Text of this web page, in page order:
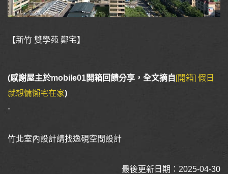
【新竹 雙學苑 鄭宅】
(感謝屋主於mobile01開箱回饋分享，全文摘自 [開箱] 假日
就想慵懶宅在家)
-
竹北室內設計請找逸硯空間設計
最後更新日期：2025-04-30